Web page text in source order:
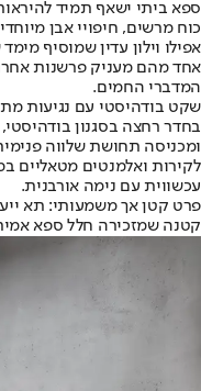
ספא ביתי ישאף תמיד
כוח מרשים, חיפויי אבן
אפילו וילון עדין שמוסיף
אחד מהם מעניק פרשנות
המדברי החמים.
שקט בודהיסטי עם נגיעות
בחדר רחצה בסגנון
ומכניסה תחושת שלווה
לקירות ואלמנטים מטאליים
עכשווית עם נימה אורבנית.
פרט קטן אך משמעותי: תא
קטנה שמזכירה חלל ספא